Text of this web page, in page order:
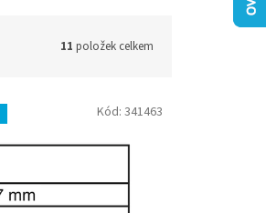
11 položek celkem
Kód: 341463